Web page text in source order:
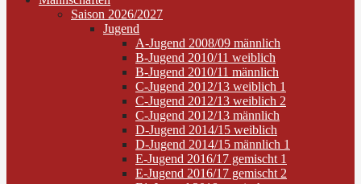
Saison 2026/2027
Jugend
A-Jugend 2008/09 männlich
B-Jugend 2010/11 weiblich
B-Jugend 2010/11 männlich
C-Jugend 2012/13 weiblich 1
C-Jugend 2012/13 weiblich 2
C-Jugend 2012/13 männlich
D-Jugend 2014/15 weiblich
D-Jugend 2014/15 männlich 1
E-Jugend 2016/17 gemischt 1
E-Jugend 2016/17 gemischt 2